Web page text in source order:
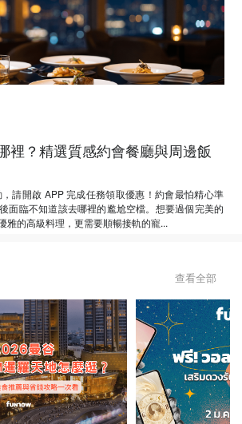
裡？精選質感約會餐廳與周邊飯
請開啟 APP 完成任務領取優惠！約會最怕精心準
面臨不知道該去哪裡的尷尬空檔。想要過個完美的
雅的高級料理，更需要順暢接軌的寵...
查看全部